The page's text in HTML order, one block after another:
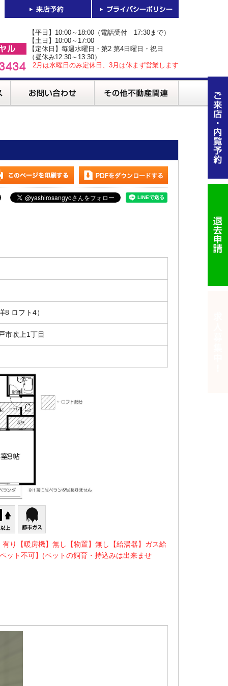
【平日】10:00～18:00（電話受付 17:30まで）
【土日】10:00～17:00
【定休日】毎週水曜日・第2 第4日曜日・祝日
（昼休み12:30～13:30）
2月は水曜日のみ定休日、3月は休まず営業します
8 ロフト4）
市吹上1丁目
り【暖房機】無し【物置】無し【給湯器】ガス給
ット不可】(ペットの飼育・持込みは出来ませ